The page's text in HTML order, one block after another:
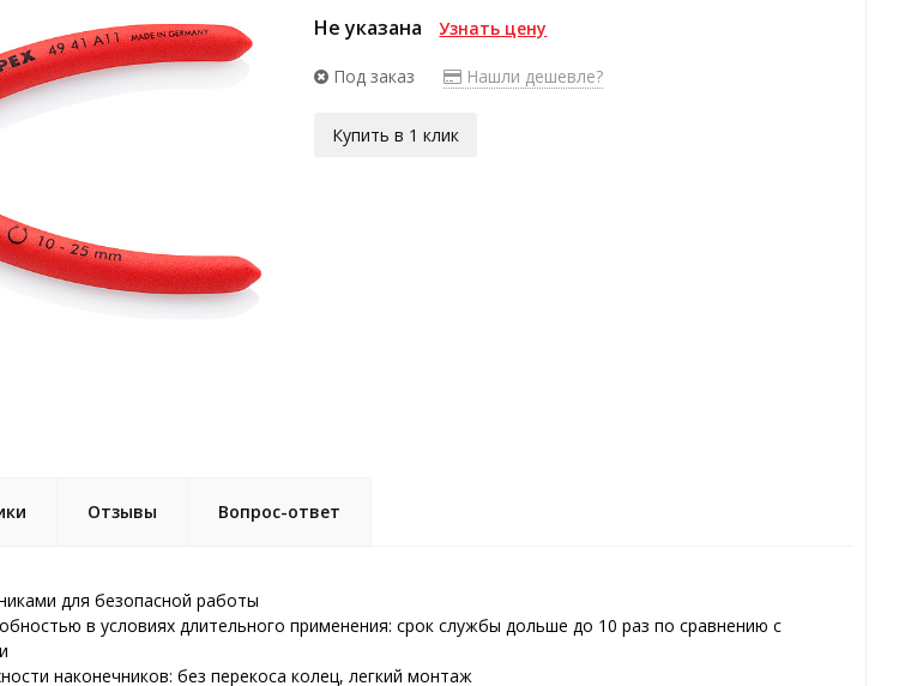
Не указана Узнать цену
Под заказ Нашли дешевле?
Купить в 1 клик
Отзывы Вопрос-ответ
для безопасной работы
в условиях длительного применения: срок службы дольше до 10 раз по сравнению с
наконечников: без перекоса колец, легкий монтаж